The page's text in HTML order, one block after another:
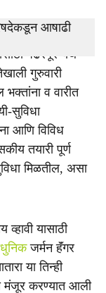
-Agrowon
पंढरपूर येथे
गुरुवारी
व वारीत
सुविधा
आणि विविध
तयारी पूर्ण
मिळतील, असा
व्हावी यासाठी
जर्मन हॅंगर
या तिन्ही
मंजूर करण्यात आली